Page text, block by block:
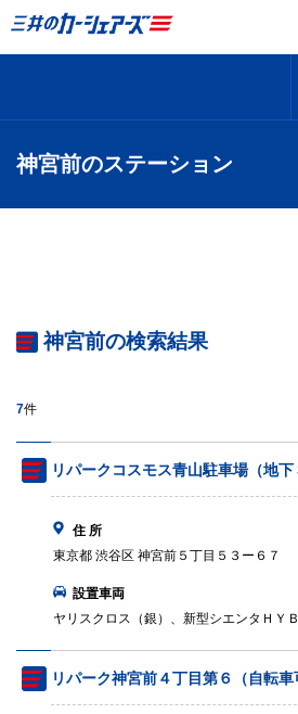
神宮前のステーション
神宮前の検索結果
7件
リパークコスモス青山駐車場（地下
住 所
東京都 渋谷区 神宮前５丁目５３ー６７
設置車両
ヤリスクロス（銀）、新型シエンタＨＹ
リパーク神宮前４丁目第６（自転車